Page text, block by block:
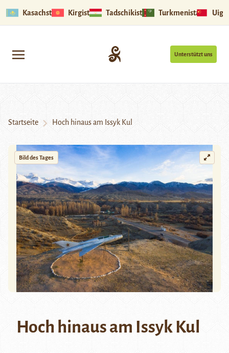
Kasachstan Kirgistan Tadschikistan Turkmenistan
Unterstützt uns
Startseite Hoch hinaus am Issyk Kul
Bild des Tages
Hoch hinaus am Issyk Kul